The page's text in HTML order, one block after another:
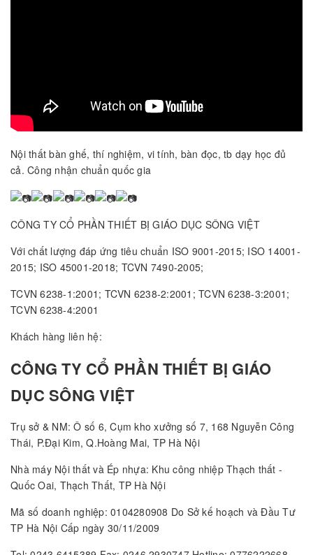
Nội thất bàn ghế, thí nghiệm, vi tính, bàn đọc, tb dạy học đủ
cả. Công nhận chuẩn quốc gia
CÔNG TY CỔ PHẦN THIẾT BỊ GIÁO DỤC SÔNG VIỆT
Với chất lượng đáp ứng tiêu chuẩn ISO 9001-2015; ISO 14001-
2015; ISO 45001-2018; TCVN 7490-2005;
TCVN 6238-1:2001; TCVN 6238-2:2001; TCVN 6238-3:2001;
TCVN 6238-4:2001
Khách hàng liên hệ:
CÔNG TY CỔ PHẦN THIẾT BỊ GIÁO
DỤC SÔNG VIỆT
Trụ sở & NM: Ô số 6, Cụm kho xưởng số 7, 168 Nguyễn Công
Thái, P.Đại Kim, Q.Hoàng Mai, TP Hà Nội
Nhà máy Nội thất và Ép nhựa: Khu công nhiệp Thạch thất -
Quốc Oai, Thạch Thất, TP Hà Nội
Mã số doanh nghiệp: 0104280908 Do Sở kế hoạch và Đầu Tư
TP Hà Nội Cấp ngày 30/11/2009